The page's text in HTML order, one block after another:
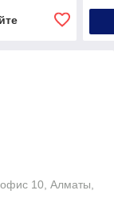
10, Алматы,